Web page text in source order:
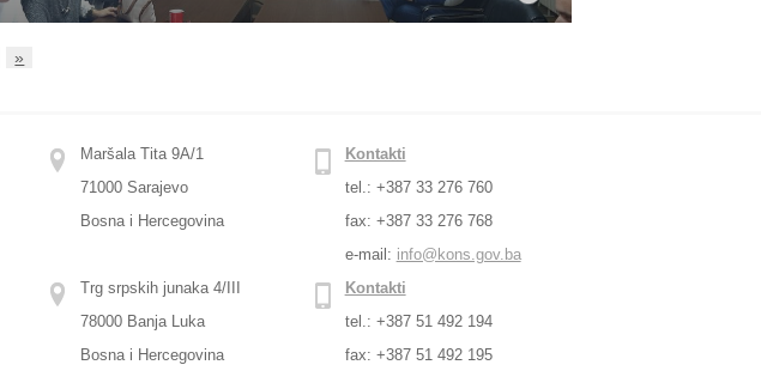
»
Maršala Tita 9A/1
71000 Sarajevo
Bosna i Hercegovina
Kontakti
tel.: +387 33 276 760
fax: +387 33 276 768
e-mail: info@kons.gov.ba
Trg srpskih junaka 4/III
78000 Banja Luka
Bosna i Hercegovina
Kontakti
tel.: +387 51 492 194
fax: +387 51 492 195